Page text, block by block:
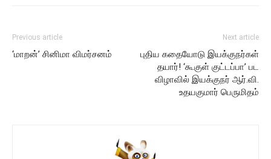
Previous article
‘மாறன்’ சினிமா விமர்சனம்
Next article
புதிய கதையோடு இயக்குநர்கள்
தயார்! ‘கூகுள் குட்டப்பா’ பட
விழாவில் இயக்குநர் ஆர்.வி.
உதயகுமார் பெருமிதம்